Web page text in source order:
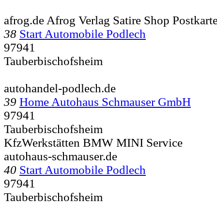
afrog.de Afrog Verlag Satire Shop
38 Start Automobile Podlech
97941
Tauberbischofsheim
autohandel-podlech.de
39 Home Autohaus Schmauser GmbH
97941
Tauberbischofsheim
KfzWerkstätten BMW MINI Service
autohaus-schmauser.de
40 Start Automobile Podlech
97941
Tauberbischofsheim